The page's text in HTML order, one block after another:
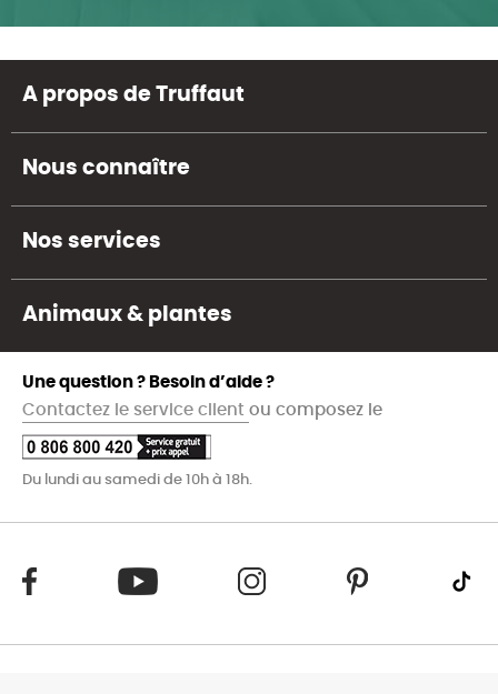
A propos de Truffaut
Nous connaître
Nos services
Animaux & plantes
Une question ? Besoin d’aide ?
Contactez le service client ou composez le
Du lundi au samedi de 10h à 18h.